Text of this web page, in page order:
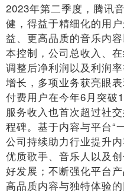
2023年第二季度，腾讯
健，得益于精细化的用
益、更高品质的音乐内
本控制，公司总收入、
调整后净利润以及利润
增长，多项业务获亮眼
付费用户在今年6月突破
服务收入也首次超过社
程碑。基于内容与平台“
公司持续助力行业提升
优质歌手、音乐人以及
好发展；不断强化平台
高品质内容与独特体验